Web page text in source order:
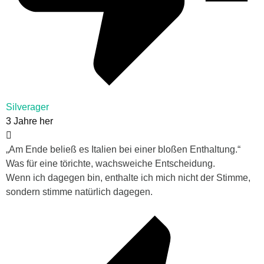
Silverager
3 Jahre her
„Am Ende beließ es Italien bei einer bloßen Enthaltung.“
Was für eine törichte, wachsweiche Entscheidung.
Wenn ich dagegen bin, enthalte ich mich nicht der Stimme,
sondern stimme natürlich dagegen.